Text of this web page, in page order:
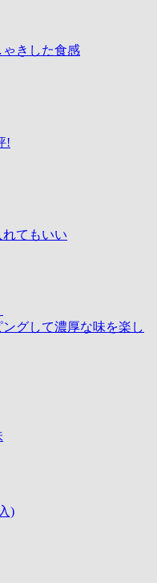
ゃきした食感
!
てもいい
グして濃厚な味を楽し
)